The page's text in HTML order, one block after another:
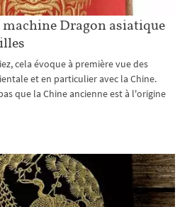
Dragon asiatique
cela évoque à première vue des
et en particulier avec la Chine.
que la Chine ancienne est à l'origine